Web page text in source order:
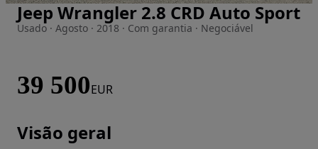
Imagem 1 de 10
Jeep Wrangler 2.8 CRD Auto Sport
Usado · Agosto · 2018 · Com garantia · Negociável
39 500EUR
Visão geral